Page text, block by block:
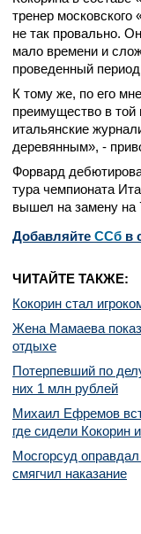
тренер
не так провально.
мало времени и
проведенный
К тому же, по его
преимущество в той
итальянские
деревянным», -
Форвард
тура чемпионата
вышел на замену на
Добавляйте CСб в
ЧИТАЙТЕ ТАКЖЕ:
Кокорин стал
Жена Мамаева
отдыхе
Потерпевший по
них 1 млн рублей
Михаил Ефремов
где сидели Кокорин
Мосгорсуд
смягчил наказание